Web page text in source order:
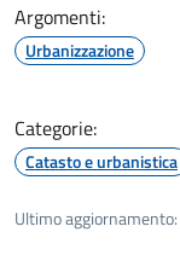
Argomenti:
Urbanizzazione
Categorie:
Catasto e urbanistica
Ultimo aggiornamento: